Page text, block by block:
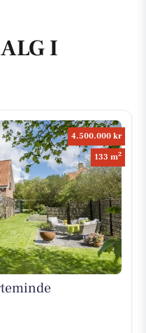
I
4.500.000 kr
133 m2